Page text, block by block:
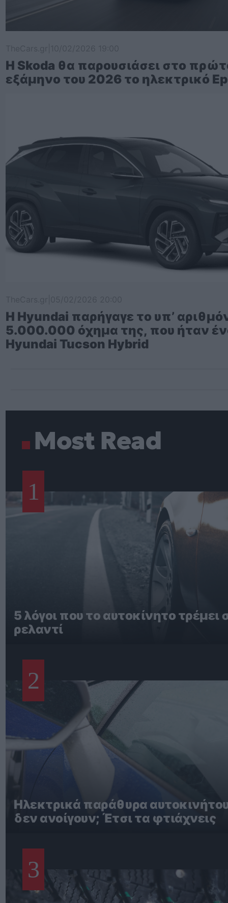
Η Skoda θα παρουσιάσει στο
εξάμηνο του 2026 το ηλεκτρικό
Η Hyundai παρήγαγε το υπ’
5.000.000 όχημα της, που ήταν
Hyundai Tucson Hybrid
Most Read
1
5 λόγοι που το αυτοκίνητο τρέμει
ρελαντί
2
Ηλεκτρικά παράθυρα
δεν ανοίγουν; Έτσι τα φτιάχνεις
3